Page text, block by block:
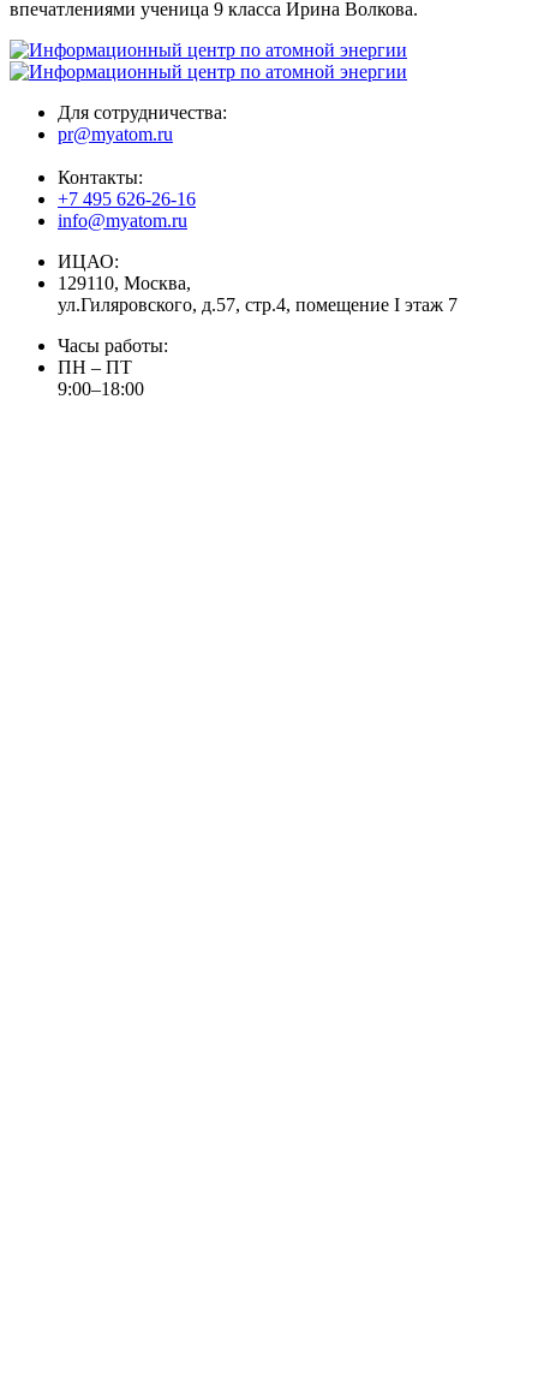
впечатлениями ученица 9 класса Ирина Волкова.
Для сотрудничества:
pr@myatom.ru
Контакты:
+7 495 626-26-16
info@myatom.ru
ИЦАО:
129110, Москва,
ул.Гиляровского, д.57, стр.4, помещение I этаж 7
Часы работы:
ПН – ПТ
9:00–18:00